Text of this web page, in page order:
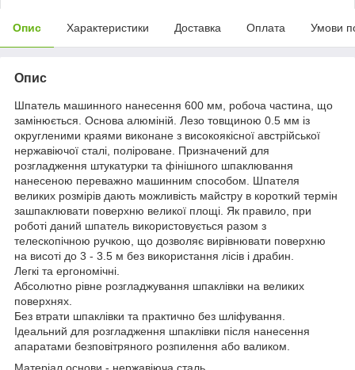
Опис Характеристики Доставка Оплата Умови
Опис
Шпатель машинного нанесення 600 мм, робоча частина, що
замінюється. Основа алюміній. Лезо товщиною 0.5 мм із
округленими краями виконане з високоякісної австрійської
нержавіючої сталі, поліроване. Призначений для
розгладження штукатурки та фінішного шпаклювання
нанесеною переважно машинним способом. Шпателя
великих розмірів дають можливість майстру в короткий термін
зашпаклювати поверхню великої площі. Як правило, при
роботі даний шпатель використовується разом з
телескопічною ручкою, що дозволяє вирівнювати поверхню
на висоті до 3 - 3.5 м без використання лісів і драбин.
Легкі та ергономічні.
Абсолютно рівне розгладжування шпаклівки на великих
поверхнях.
Без втрати шпаклівки та практично без шліфування.
Ідеальний для розгладження шпаклівки після нанесення
апаратами безповітряного розпилення або валиком.
Матеріал основи - нержавіюча сталь